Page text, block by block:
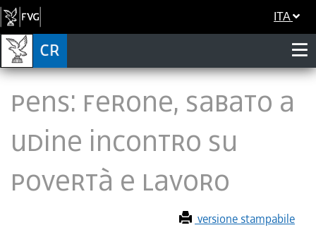
ITA
Pens: Ferone, sabato a
Udine incontro su
povertà e lavoro
versione stampabile